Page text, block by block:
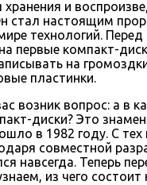
и
стал настоящим
технологий.
первые компакт-
на
пластинки.
возник вопрос: а в
диски? Это
в 1982 году. С
совместной
навсегда. Теперь
из чего состоит